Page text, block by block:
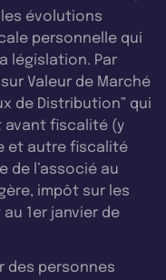
évolutions
personnelle qui
législation. Par
Valeur de Marché
de Distribution” qui
avant fiscalité (y
et autre fiscalité
de l’associé au
impôt sur les
1er janvier de
des personnes